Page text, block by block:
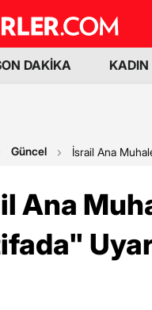
DAKİKA KADIN
Güncel İsrail Ana
Ana